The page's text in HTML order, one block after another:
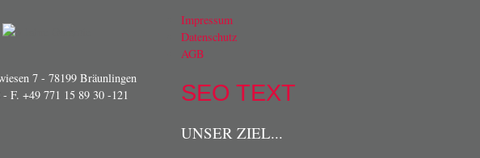
7 - 78199 Bräunlingen
- F. +49 771 15 89 30 -121
Impressum
Datenschutz
AGB
SEO TEXT
UNSER ZIEL...